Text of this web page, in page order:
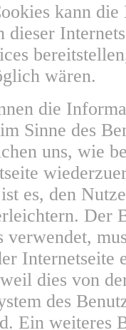
kann
dieser
wären.
die
Sinne des
uns, wie
es, den
Der
Internetseite
dies von
des
Ein weiteres